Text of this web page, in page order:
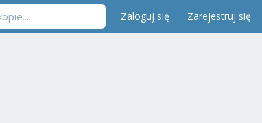
Zaloguj się Zarejestruj się